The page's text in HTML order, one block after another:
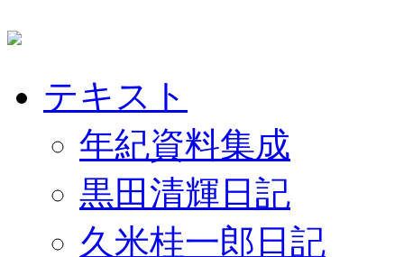
テキスト
年紀資料集成
黒田清輝日記
久米桂一郎日記